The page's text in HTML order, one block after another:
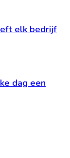
elk bedrijf
dag een